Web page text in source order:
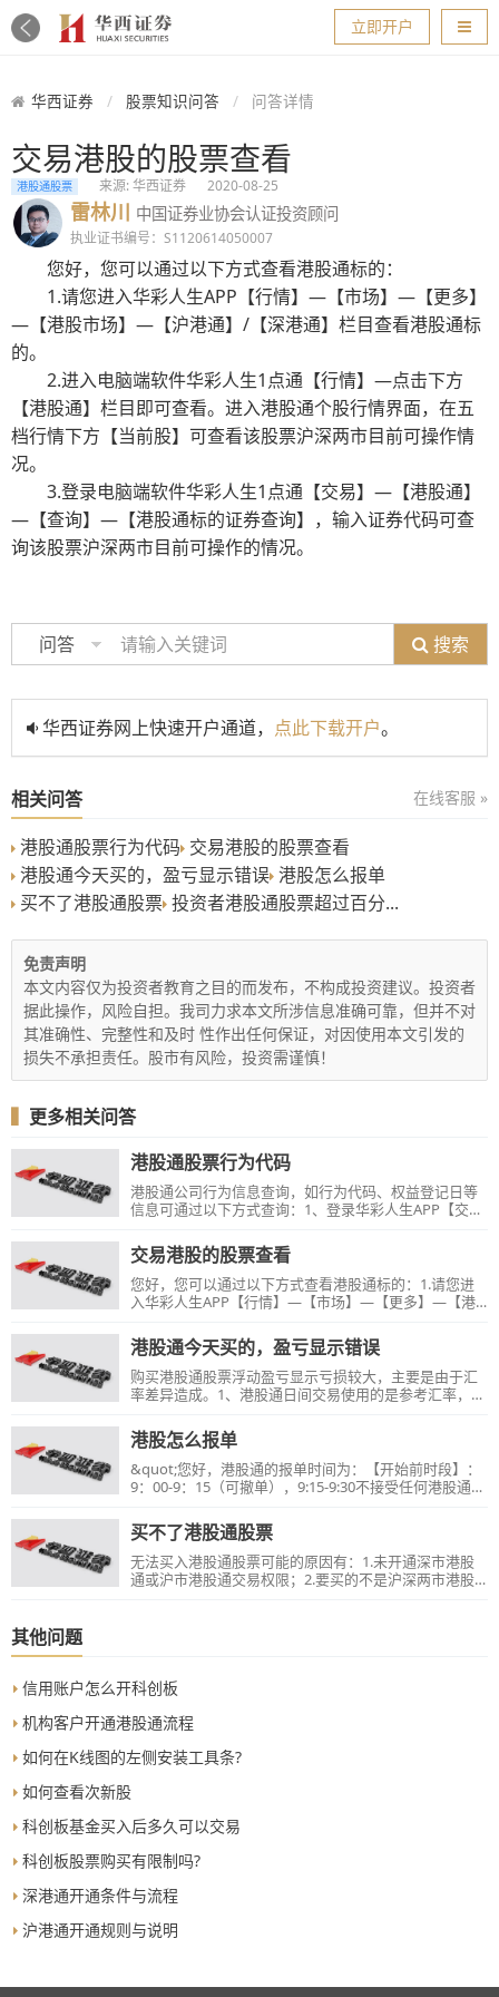
导航
立即开户
华西证券 股票知识问答 问答详情
交易港股的股票查看
港股通股票 来源: 华西证券 2020-08-25
雷林川 中国证券业协会认证投资顾问
执业证书编号：S1120614050007
您好，您可以通过以下方式查看港股通标的：
1.请您进入华彩人生APP【行情】—【市场】—【更多】
—【港股市场】—【沪港通】/【深港通】栏目查看港股通标
的。
2.进入电脑端软件华彩人生1点通【行情】—点击下方
【港股通】栏目即可查看。进入港股通个股行情界面，在五
档行情下方【当前股】可查看该股票沪深两市目前可操作情
况。
3.登录电脑端软件华彩人生1点通【交易】—【港股通】
—【查询】—【港股通标的证券查询】，输入证券代码可查
询该股票沪深两市目前可操作的情况。
问答 搜索
华西证券网上快速开户通道， 点此下载开户。
相关问答 在线客服 »
港股通股票行为代码 交易港股的股票查看
港股通今天买的，盈亏显示错误 港股怎么报单
买不了港股通股票 投资者港股通股票超过百分...
免责声明
本文内容仅为投资者教育之目的而发布，不构成投资建议。投资者
据此操作，风险自担。我司力求本文所涉信息准确可靠，但并不对
其准确性、完整性和及时 性作出任何保证，对因使用本文引发的
损失不承担责任。股市有风险，投资需谨慎！
▍ 更多相关问答
港股通股票行为代码
港股通公司行为信息查询，如行为代码、权益登记日等
信息可通过以下方式查询：1、登录华彩人生APP【交
为】—【公司行为信息】—【沪港通】/【深港通】栏
目，点击需查询的个股进入个股【详情】即可查看；2、
登录华彩人生1点通【交易】—【港股通】—【港股通通
知信息查询】栏目查看。
交易港股的股票查看
您好，您可以通过以下方式查看港股通标的：1.请您进
入华彩人生APP【行情】—【市场】—【更多】—【港
的。2.进入电脑端软件华彩人生1点通【行情】—点击下
方【港股通】栏目即可查看。进入港股通个股行情界
面，在五档行情下方【当前股】可查看该股票沪深两市
目前可操作情况。3.登录电脑端软件华彩人生1点通【交
易】—【港股通】—【查询】—【港股通标的证券查
询】，输入证券代码可查询该股票沪深两市目前可操作
的情况。
港股通今天买的，盈亏显示错误
购买港股通股票浮动盈亏显示亏损较大，主要是由于汇
率差异造成。1、港股通日间交易使用的是参考汇率，若
您需要支付的买入金额及手续费，为了避免汇率波动造
成的结算风险，日间参考卖出汇率会比日终结算卖出汇
率要高3%左右；2、同时，为了防止账户透支，会在此
基础上多冻结3%；3、若您当日买入未卖出，持仓中的
显示是根据日间参考买入汇率换算成人民币进行的显
示，而日间参考买入汇率相对日终买入结算汇率要低
3%，因此盈亏会相应的受影响。4、此外，如果股价下
跌，亏损比例也会加大。因此，买入当日显示您的成本
价会相应的升高。建议您在T+2日清算之后再查看账户的
盈亏情况。
港股怎么报单
&quot;您好，港股通的报单时间为：【开始前时段】：
9：00-9：15（可撤单），9:15-9:30不接受任何港股通交
16:00（可撤单），12:30-13:00（可撤单）。【收市竞价
交易时段】：1.全日交易日：16:00-16:10，16:00-
16:01，不得申报买卖/撤销/更改；16:01-16:06，可以申
报买卖/撤单，不得更改；16:06-16:08,可以申报买卖，不
能撤单，不能更改；16:08-16:10，随机收市。2.半日交
买不了港股通股票
无法买入港股通股票可能的原因有：1.未开通深市港股
通或沪市港股通交易权限；2.要买的不是沪深两市港股
客户账户状态。
其他问题
信用账户怎么开科创板
机构客户开通港股通流程
如何在K线图的左侧安装工具条?
如何查看次新股
科创板基金买入后多久可以交易
科创板股票购买有限制吗?
深港通开通条件与流程
沪港通开通规则与说明